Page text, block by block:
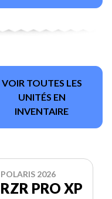
VOIR TOUTES LES
UNITÉS EN
INVENTAIRE
POLARIS 2026
RZR PRO XP